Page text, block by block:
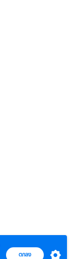
8 ภูตถั
ตกลง